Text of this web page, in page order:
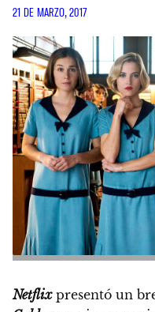
21 DE MARZO, 2017
Netflixpresentó un